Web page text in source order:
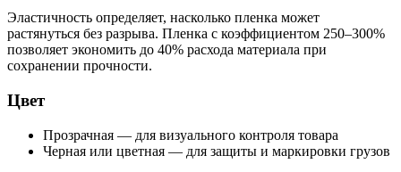
Эластичность определяет, насколько пленка может
растянуться без разрыва. Пленка с коэффициентом 250–300%
позволяет экономить до 40% расхода материала при
сохранении прочности.
Цвет
Прозрачная — для визуального контроля товара
Черная или цветная — для защиты и маркировки грузов